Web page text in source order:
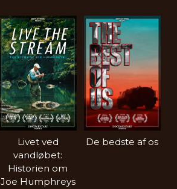
Livet ved
vandløbet:
Historien om
Joe Humphreys
De bedste af os